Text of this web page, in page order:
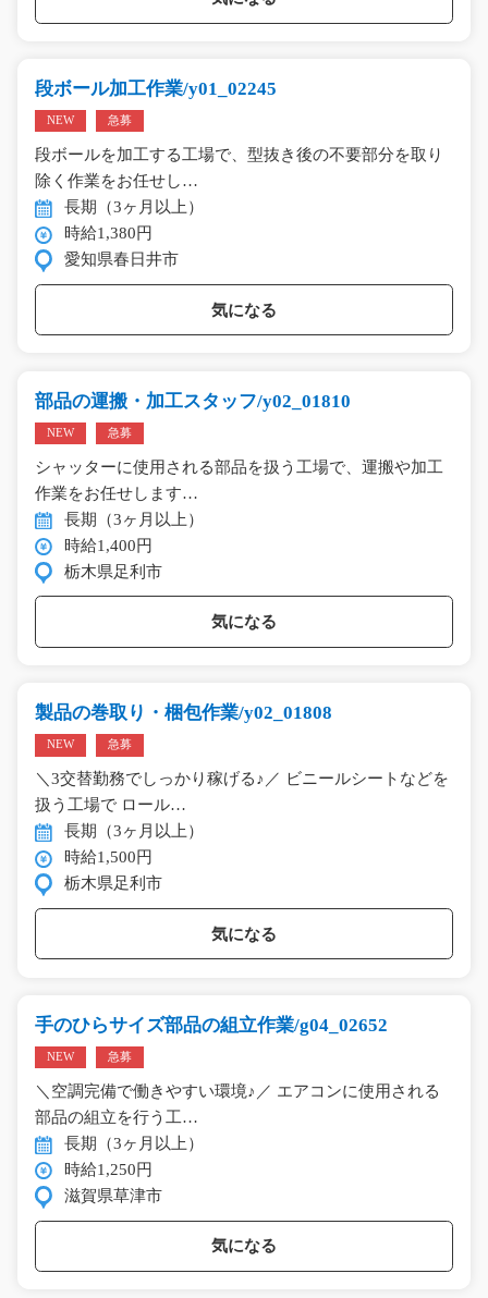
段ボール加工作業/y01_02245
NEW 急募
段ボールを加工する工場で、型抜き後の不要部分を取り
除く作業をお任せし…
長期（3ヶ月以上）
時給1,380円
愛知県春日井市
気になる
部品の運搬・加工スタッフ/y02_01810
NEW 急募
シャッターに使用される部品を扱う工場で、運搬や加工
作業をお任せします…
長期（3ヶ月以上）
時給1,400円
栃木県足利市
気になる
製品の巻取り・梱包作業/y02_01808
NEW 急募
＼3交替勤務でしっかり稼げる♪／ ビニールシートなどを
扱う工場で ロール…
長期（3ヶ月以上）
時給1,500円
栃木県足利市
気になる
手のひらサイズ部品の組立作業/g04_02652
NEW 急募
＼空調完備で働きやすい環境♪／ エアコンに使用される
部品の組立を行う工…
長期（3ヶ月以上）
時給1,250円
滋賀県草津市
気になる